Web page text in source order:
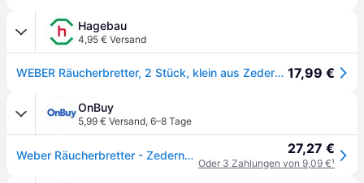
Hagebau
4,95 € Versand
WEBER Räucherbretter, 2 Stück, klein aus Zedernholz - braun 17,99 €
OnBuy
5,99 € Versand, 6–8 Tage
Weber Räucherbretter - Zedernholz, klein 27,27 €
Oder 3 Zahlungen von 9,09 €¹